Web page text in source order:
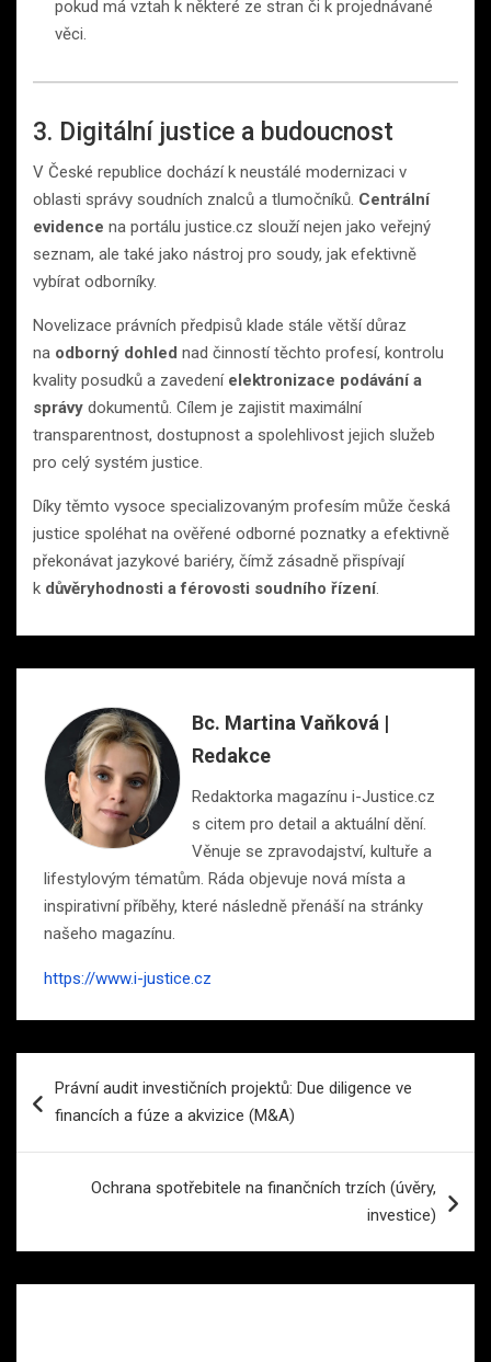
pokud má vztah k některé ze stran či k projednávané
věci.
3. Digitální justice a budoucnost
V České republice dochází k neustálé modernizaci v
oblasti správy soudních znalců a tlumočníků. Centrální
evidence na portálu justice.cz slouží nejen jako veřejný
seznam, ale také jako nástroj pro soudy, jak efektivně
vybírat odborníky.
Novelizace právních předpisů klade stále větší důraz
na odborný dohled nad činností těchto profesí, kontrolu
kvality posudků a zavedení elektronizace podávání a
správy dokumentů. Cílem je zajistit maximální
transparentnost, dostupnost a spolehlivost jejich služeb
pro celý systém justice.
Díky těmto vysoce specializovaným profesím může česká
justice spoléhat na ověřené odborné poznatky a efektivně
překonávat jazykové bariéry, čímž zásadně přispívají
k důvěryhodnosti a férovosti soudního řízení.
Bc. Martina Vaňková |
Redakce
Redaktorka magazínu i-Justice.cz
s citem pro detail a aktuální dění.
Věnuje se zpravodajství, kultuře a
lifestylovým tématům. Ráda objevuje nová místa a
inspirativní příběhy, které následně přenáší na stránky
našeho magazínu.
https://www.i-justice.cz
proPrávní audit investičních projektů: Due diligence ve
financích a fúze a akvizice (M&A)
Ochrana spotřebitele na finančních trzích (úvěry,
investice)